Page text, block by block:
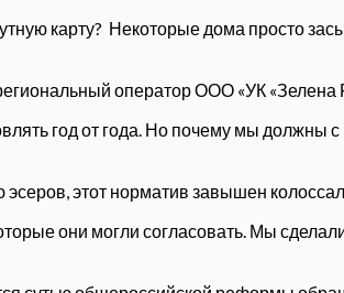
карту? Некоторые дома просто
оператор ООО «УК «Зелена
год от года. Но почему мы должны
этот норматив завышен
они могли согласовать. Мы